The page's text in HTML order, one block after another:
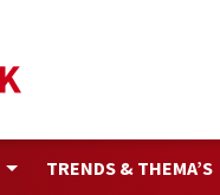
TRENDS & THEMA’S